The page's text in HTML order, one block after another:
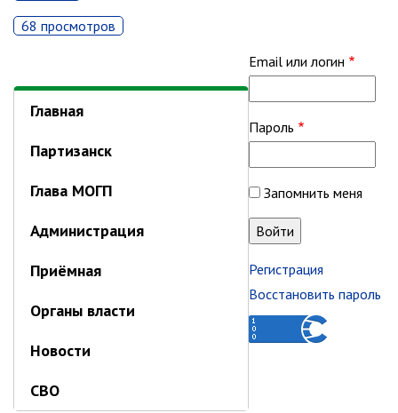
Городские диспетчерские
службы
Капитальный ремонт
теплоснабжения,водоснабжения.
Программа комплексного
коммун.инфраструктуры
Информирование граждан
68 просмотров
Главная
Партизанск
Глава МОГП
Администрация
Приёмная
Органы власти
Новости
СВО
Email или логин
Пароль
Запомнить меня
Регистрация
Восстановить пароль